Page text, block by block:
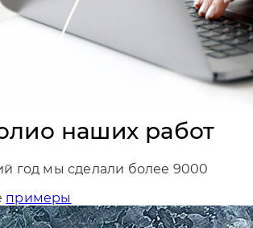
наших работ
год мы сделали более 9000
примеры